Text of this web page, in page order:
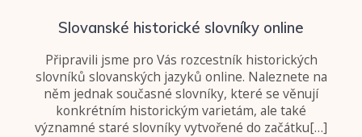
Slovanské historické slovníky online
Připravili jsme pro Vás rozcestník historických
slovníků slovanských jazyků online. Naleznete na
něm jednak současné slovníky, které se věnují
konkrétním historickým varietám, ale také
významné staré slovníky vytvořené do začátku[…]